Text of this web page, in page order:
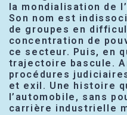
la mondialisation de
Son nom est
de groupes en
concentration de
ce secteur. Puis, en
trajectoire bascule.
procédures
et exil. Une histoire
l’automobile, sans
carrière industrielle